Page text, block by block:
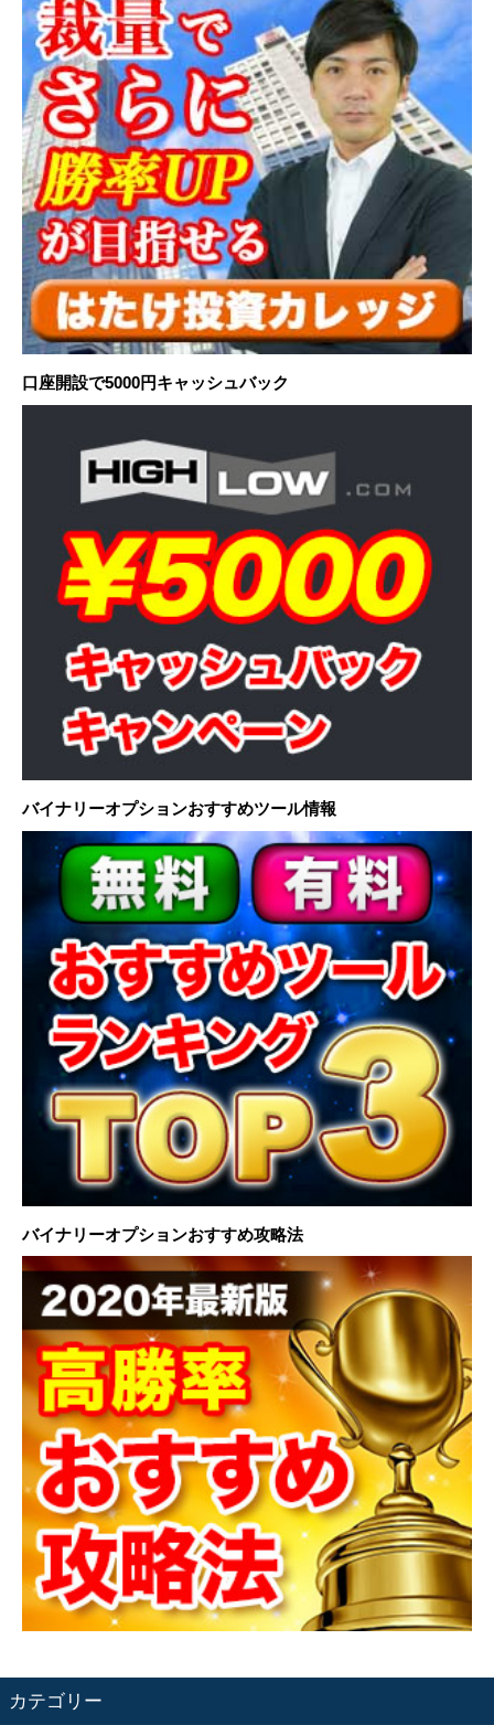
口座開設で5000円キャッシュバック
バイナリーオプションおすすめツール情報
バイナリーオプションおすすめ攻略法
カテゴリー